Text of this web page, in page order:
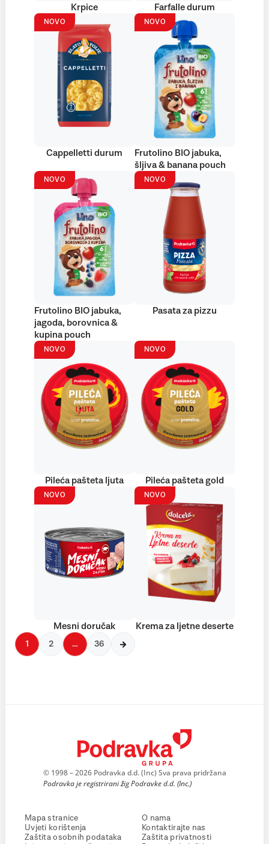
Krpice Farfalle durum
NOVO
Cappelletti durum
NOVO
Frutolino BIO jabuka,
šljiva & banana pouch
NOVO
Frutolino BIO jabuka,
jagoda, borovnica &
kupina pouch
NOVO
Pasata za pizzu
NOVO
Pileća pašteta ljuta
NOVO
Pileća pašteta gold
NOVO
Mesni doručak
NOVO
Krema za ljetne deserte
1 2 … 36
© 1998 – 2026 Podravka d.d. (Inc) Sva prava pridržana
Podravka je registrirani žig Podravke d.d. (Inc.)
Mapa stranice
Uvjeti korištenja
Zaštita osobnih podataka
O nama
Kontaktirajte nas
Zaštita privatnosti